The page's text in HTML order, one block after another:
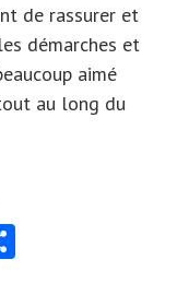
de rassurer et
démarches et
aimé
au long du